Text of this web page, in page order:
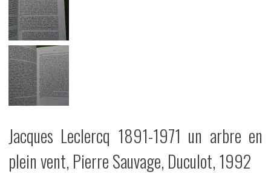
Jacques Leclercq 1891-1971 un arbre en
plein vent, Pierre Sauvage, Duculot, 1992